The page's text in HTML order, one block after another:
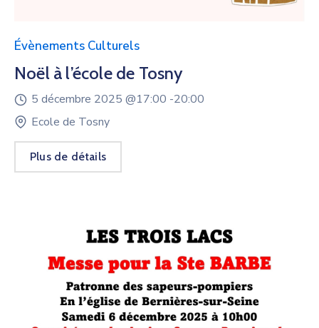
Évènements Culturels
Noël à l’école de Tosny
5 décembre 2025 @17:00 -20:00
Ecole de Tosny
Plus de détails